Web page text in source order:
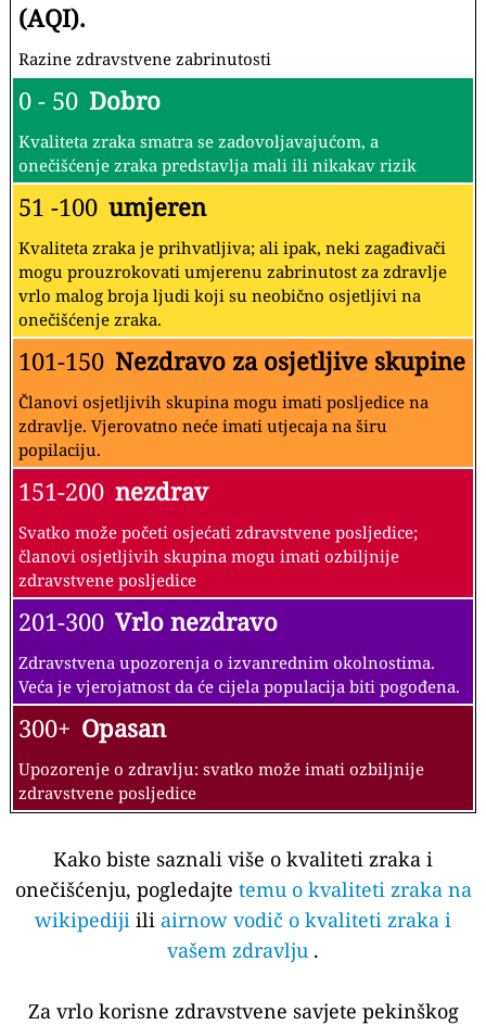
(AQI).
Razine zdravstvene zabrinutosti
0 - 50 Dobro
Kvaliteta zraka smatra se zadovoljavajućom, a
onečišćenje zraka predstavlja mali ili nikakav rizik
51 -100 umjeren
Kvaliteta zraka je prihvatljiva; ali ipak, neki zagađivači
mogu prouzrokovati umjerenu zabrinutost za zdravlje
vrlo malog broja ljudi koji su neobično osjetljivi na
onečišćenje zraka.
101-150 Nezdravo za osjetljive skupine
Članovi osjetljivih skupina mogu imati posljedice na
zdravlje. Vjerovatno neće imati utjecaja na širu
popilaciju.
151-200 nezdrav
Svatko može početi osjećati zdravstvene posljedice;
članovi osjetljivih skupina mogu imati ozbiljnije
zdravstvene posljedice
201-300 Vrlo nezdravo
Zdravstvena upozorenja o izvanrednim okolnostima.
Veća je vjerojatnost da će cijela populacija biti pogođena.
300+ Opasan
Upozorenje o zdravlju: svatko može imati ozbiljnije
zdravstvene posljedice
Kako biste saznali više o kvaliteti zraka i
onečišćenju, pogledajte temu o kvaliteti zraka na
wikipediji ili airnow vodič o kvaliteti zraka i
vašem zdravlju .
Za vrlo korisne zdravstvene savjete pekinškog